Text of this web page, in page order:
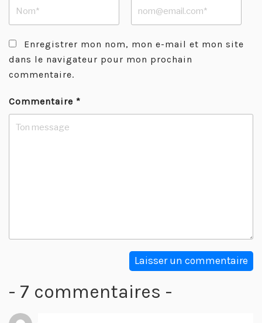
Enregistrer mon nom, mon e-mail et mon site
dans le navigateur pour mon prochain
commentaire.
Commentaire *
- 7 commentaires -